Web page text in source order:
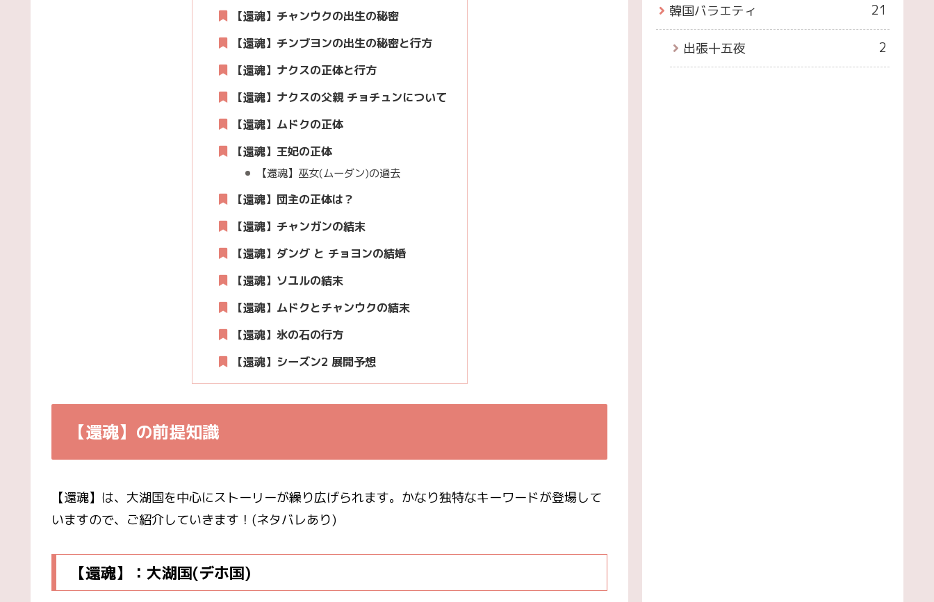
【還魂】チャンウクの出生の秘密
【還魂】チンブヨンの出生の秘密と行方
【還魂】ナクスの正体と行方
【還魂】ナクスの父親 チョチュンについて
【還魂】ムドクの正体
【還魂】王妃の正体
【還魂】巫女(ムーダン)の過去
【還魂】団主の正体は？
【還魂】チャンガンの結末
【還魂】ダング と チョヨンの結婚
【還魂】ソユルの結末
【還魂】ムドクとチャンウクの結末
【還魂】氷の石の行方
【還魂】シーズン2 展開予想
【還魂】の前提知識
【還魂】は、大湖国を中心にストーリーが繰り広げられます。かなり独特なキーワードが登場して
いますので、ご紹介していきます！(ネタバレあり)
【還魂】：大湖国(デホ国)
韓国バラエティ 21
出張十五夜 2